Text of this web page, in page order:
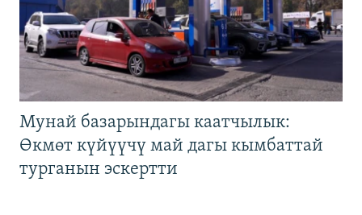
Мунай базарындагы каатчылык:
Өкмөт күйүүчү май дагы кымбаттай
турганын эскертти